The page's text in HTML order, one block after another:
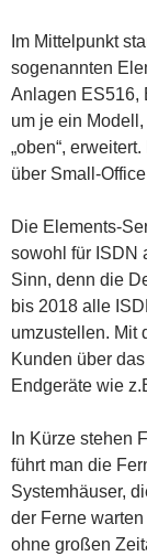
Im Mittelpunkt
sogenannten
Anlagen ES516,
um je ein Modell,
„oben“,
über Small-
Die Elements-
sowohl für ISDN
Sinn, denn die
bis 2018 alle
umzustellen. Mit
Kunden über
Endgeräte wie
In Kürze stehen
führt man die
Systemhäuser,
der Ferne
ohne großen